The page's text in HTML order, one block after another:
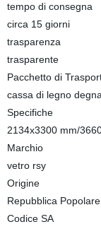
tempo di consegna
circa 15 giorni
trasparenza
trasparente
Pacchetto di
cassa di legno
Specifiche
2134x3300 mm/
Marchio
vetro rsy
Origine
Repubblica
Codice SA